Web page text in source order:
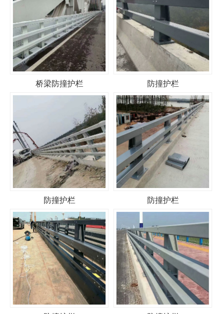
桥梁防撞护栏 防撞护栏
防撞护栏 防撞护栏